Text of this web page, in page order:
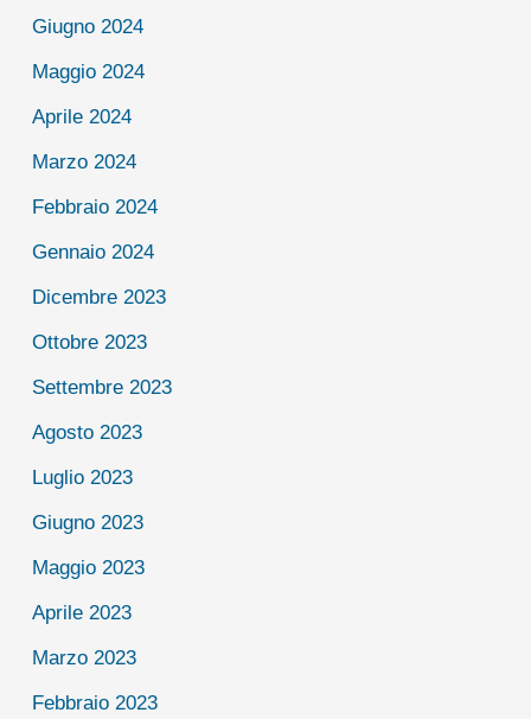
Giugno 2024
Maggio 2024
Aprile 2024
Marzo 2024
Febbraio 2024
Gennaio 2024
Dicembre 2023
Ottobre 2023
Settembre 2023
Agosto 2023
Luglio 2023
Giugno 2023
Maggio 2023
Aprile 2023
Marzo 2023
Febbraio 2023